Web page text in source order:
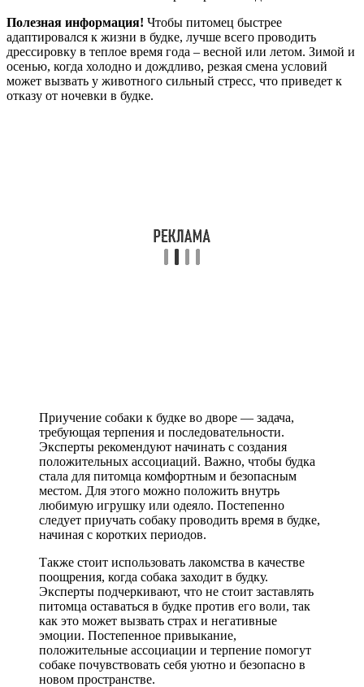
Полезная информация! Чтобы питомец быстрее
адаптировался к жизни в будке, лучше всего проводить
дрессировку в теплое время года – весной или летом. Зимой и
осенью, когда холодно и дождливо, резкая смена условий
может вызвать у животного сильный стресс, что приведет к
отказу от ночевки в будке.
Приучение собаки к будке во дворе — задача,
требующая терпения и последовательности.
Эксперты рекомендуют начинать с создания
положительных ассоциаций. Важно, чтобы будка
стала для питомца комфортным и безопасным
местом. Для этого можно положить внутрь
любимую игрушку или одеяло. Постепенно
следует приучать собаку проводить время в будке,
начиная с коротких периодов.
Также стоит использовать лакомства в качестве
поощрения, когда собака заходит в будку.
Эксперты подчеркивают, что не стоит заставлять
питомца оставаться в будке против его воли, так
как это может вызвать страх и негативные
эмоции. Постепенное привыкание,
положительные ассоциации и терпение помогут
собаке почувствовать себя уютно и безопасно в
новом пространстве.